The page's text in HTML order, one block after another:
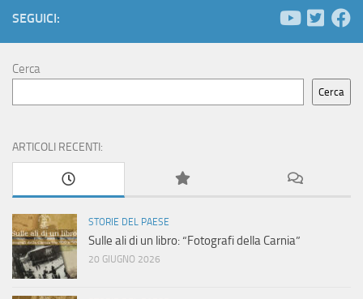
r
c
a
v
s
a
i
SEGUICI:
Cerca
Cerca
ARTICOLI RECENTI:
STORIE DEL PAESE
Sulle ali di un libro: “Fotografi della Carnia”
20 GIUGNO 2026